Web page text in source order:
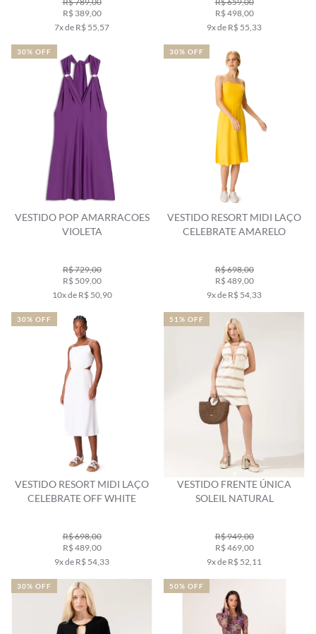
R$ 389,00
7x de R$ 55,57
R$ 498,00
9x de R$ 55,33
VESTIDO POP AMARRACOES
VIOLETA
R$ 729,00
R$ 509,00
10x de R$ 50,90
30% OFF
VESTIDO RESORT MIDI LAÇO
CELEBRATE AMARELO
R$ 698,00
R$ 489,00
9x de R$ 54,33
30% OFF
VESTIDO RESORT MIDI LAÇO
CELEBRATE OFF WHITE
R$ 698,00
R$ 489,00
9x de R$ 54,33
30% OFF
VESTIDO FRENTE ÚNICA
SOLEIL NATURAL
R$ 949,00
R$ 469,00
9x de R$ 52,11
51% OFF
30% OFF 50% OFF